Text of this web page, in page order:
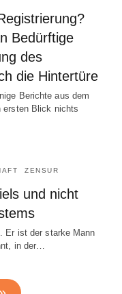
Bedürftige
des
die Hintertüre
Berichte aus dem
ersten Blick nichts
ZENSUR
und nicht
Er ist der starke Mann
in der…